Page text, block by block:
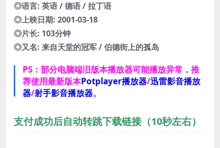
◎语言: 英语 / 德语 / 拉丁语
◎上映日期: 2001-03-18
◎片长: 103分钟
◎又名: 来自天堂的冠军 / 伯德街上的孤岛
PS：部分电脑端旧版本播放器可能播放异常，推
荐使用最新版本Potplayer播放器/迅雷影音播放
器/射手影音播放器。
支付成功后自动转跳下载链接（10秒左右）